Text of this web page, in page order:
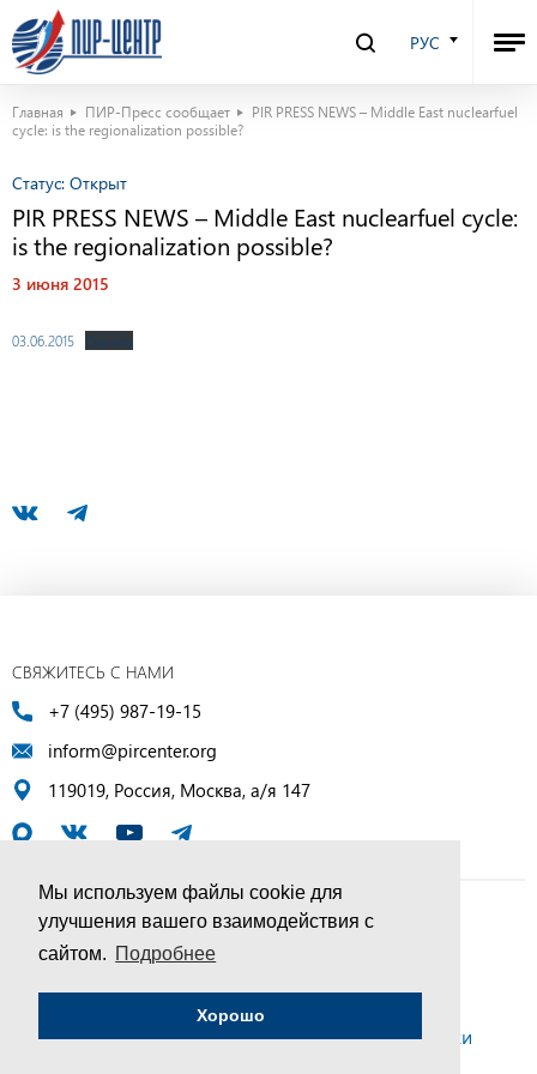
Мы используем файлы cookie для
улучшения вашего взаимодействия с
сайтом. Подробнее
Хорошо
РУС
Главная ПИР-Пресс сообщает
PIR PRESS NEWS – Middle East nuclearfuel
cycle: is the regionalization possible?
Статус: Открыт
PIR PRESS NEWS – Middle East nuclearfuel cycle:
is the regionalization possible?
3 июня 2015
03.06.2015 Скачать
СВЯЖИТЕСЬ С НАМИ
+7 (495) 987-19-15
inform@pircenter.org
119019, Россия, Москва, а/я 147
© ПИР-Центр, 1994–2025 | Все права защищены
Соглашение об обработке персональных данных
Политика конфиденциальности и условия обработки